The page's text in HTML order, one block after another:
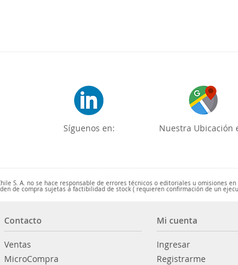
Síguenos en: Nuestra Ubicación
S. A. no se hace responsable de errores técnicos o editoriales u omisiones
de compra sujetas a factibilidad de stock ( requieren confirmación de un
Contacto
Ventas
MicroCompra
Mi cuenta
Ingresar
Registrarme